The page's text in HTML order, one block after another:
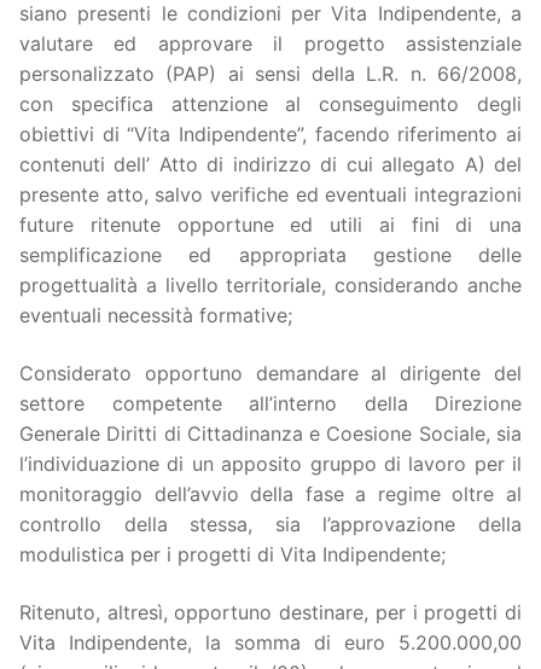
siano presenti le condizioni per Vita Indipendente, a
valutare ed approvare il progetto assistenziale
personalizzato (PAP) ai sensi della L.R. n. 66/2008,
con specifica attenzione al conseguimento degli
obiettivi di “Vita Indipendente”, facendo riferimento ai
contenuti dell’ Atto di indirizzo di cui allegato A) del
presente atto, salvo verifiche ed eventuali integrazioni
future ritenute opportune ed utili ai fini di una
semplificazione ed appropriata gestione delle
progettualità a livello territoriale, considerando anche
eventuali necessità formative;
Considerato opportuno demandare al dirigente del
settore competente all’interno della Direzione
Generale Diritti di Cittadinanza e Coesione Sociale, sia
l’individuazione di un apposito gruppo di lavoro per il
monitoraggio dell’avvio della fase a regime oltre al
controllo della stessa, sia l’approvazione della
modulistica per i progetti di Vita Indipendente;
Ritenuto, altresì, opportuno destinare, per i progetti di
Vita Indipendente, la somma di euro 5.200.000,00